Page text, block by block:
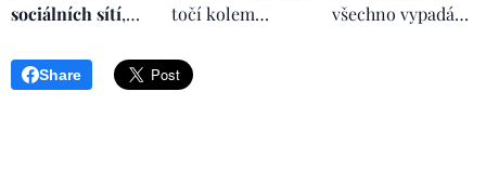
sociálních sítí,
uslyšíte stejnou
odpověď.Více
točí kolem
trendů, délky
videa, střihu,
všechno vypadá
Share